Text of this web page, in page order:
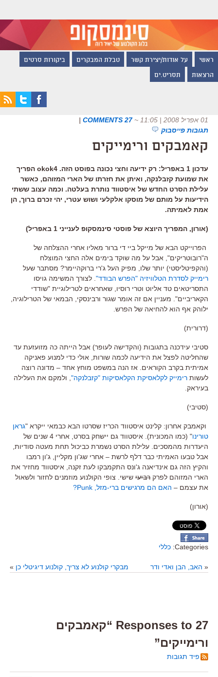
ראשי על אודות/יצירת קשר טבלת המבקרים ביקורות סרטים
הרצאות תסריט.ים
01 אפריל 2008 | 11:05 ~
27 COMMENTS
|
תגובות פייסבוק
קאמבקים ורימייקים
עדכון 1 באפריל: רק ידיעה וחצי נכונה בפוסט הזה. okok4 הפריך
את שמועת קזבלנקה, ואיתן את חזרתו של הארי המזוהם, כאשר
עלילת הסרט החדש של איסטווד נותרת בעלטה. וכמה עצוב ששתי
הידיעות על מותם של מוסקו אלקלעי ושוש עטרי, יהי זכרם ברוך, הן
אמת לאמיתה.
(אורון, המפריך היוצא של פוסטי סינמסקופ לענייני 1 באפריל)
הפרוייקט הבא של מייקל ביי די ברור מאליו אחרי ההצלחה של
ה"רובוטריקים", אבל על מה שוקד בימים אלה החצי המוצלח
(והקפיטליסטי) יותר שלו, מפיק העל ג'רי ברוקהיימר? מסתבר שעל
רימייק לסדרת הטלוויזיה "הפרש הבודד" . לצורך המשימה גויסו
התסריטאים טד אליוט וטרי רוסיו, שאחראים לטרילוגיית "שודדי
הקאריביים". מעניין אם זה אומר שגור ורבינסקי, הבמאי של הטרילוגיה,
ילוהק אף הוא להחיאה של הפרש.
(דרורית)
סטיבי עידכנה בתגובות (והקדישה לעופר) אבל הייתה כה מזועזעת עד
שהחליטה לפצל את הידיעה לכמה שורות, אולי כדי למנוע פאניקה
אמיתית בקרב הקוראים. אז הנה במשפט מוחץ אחד – מדונה רוצה
לעשות רימייק לקלאסיקת הקלאסיקות "קזבלנקה" , ולמקם את העלילה
בעיראק.
(סטיבי)
וקאמבק אחרון: קלינט איסטווד הכריז שסרטו הבא כבמאי ייקרא "גראן
טורינו
" (כמו המכונית). איסטווד גם יישחק בסרט, אחרי 4 שנים של
היעדרות מהמסכים. עלילת הסרט נשמרת כביכול תחת מעטה סודיות,
אבל טבעו האמיתי כבר דלף לרשת – אחרי שג'ון מקליין, ג'ון רמבו
והקיץ הזה גם אינדיאנה ג'ונס התקמבקו לעת זקנה, איסטווד מחזיר את
הארי המזוהם לפרק רביעי שישי. צופי הקולנוע מוזמנים לחזור ולשאול
את עצמם – האם הם מרגישים ברי-מזל, Punk?
(אורון)
Categories: כללי
« האב, הבן ואדי ודר מבקרי קולנוע לא צריך, קולנוע דיגיטלי כן »
27 Responses to “קאמבקים
ורימייקים”
פיד תגובות